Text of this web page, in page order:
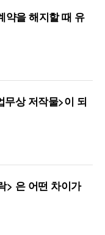
약을 해지할 때 유
무상 저작물>이 되
> 은 어떤 차이가